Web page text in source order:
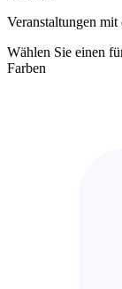
Veranstaltungen
Wählen Sie einen
Farben